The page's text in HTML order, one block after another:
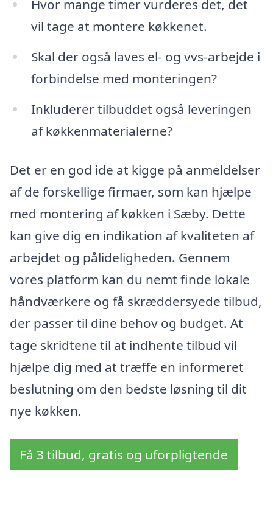
Hvor mange timer vurderes det, det
vil tage at montere køkkenet.
Skal der også laves el- og vvs-arbejde i
forbindelse med monteringen?
Inkluderer tilbuddet også leveringen
af køkkenmaterialerne?
Det er en god ide at kigge på anmeldelser
af de forskellige firmaer, som kan hjælpe
med montering af køkken i Sæby. Dette
kan give dig en indikation af kvaliteten af
arbejdet og pålideligheden. Gennem
vores platform kan du nemt finde lokale
håndværkere og få skræddersyede tilbud,
der passer til dine behov og budget. At
tage skridtene til at indhente tilbud vil
hjælpe dig med at træffe en informeret
beslutning om den bedste løsning til dit
nye køkken.
Få 3 tilbud, gratis og uforpligtende